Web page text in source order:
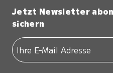
Jetzt Newsletter
sichern